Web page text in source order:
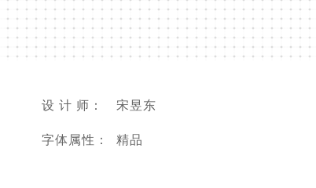
设 计 师： 宋昱东
字体属性： 精品